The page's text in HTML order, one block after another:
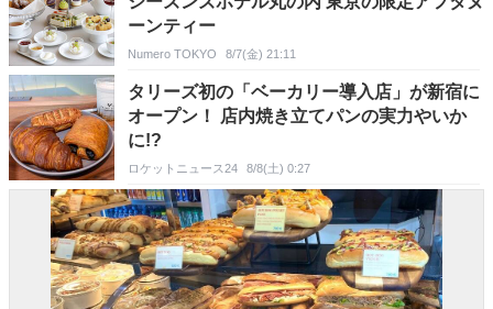
ーンティー
Numero TOKYO 8/7(金) 21:11
タリーズ初の「ベーカリー導入店」が新宿に
オープン！ 店内焼き立てパンの実力やいか
に!?
ロケットニュース24 8/8(土) 0:27